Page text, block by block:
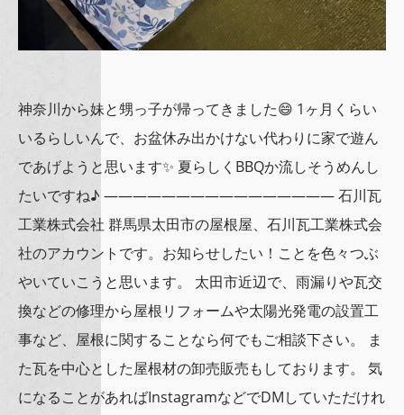
神奈川から妹と甥っ子が帰ってきました😄 1ヶ月くらい
いるらしいんで、お盆休み出かけない代わりに家で遊ん
であげようと思います✨ 夏らしくBBQか流しそうめんし
たいですね♪ ———————————————— 石川瓦
工業株式会社 群馬県太田市の屋根屋、石川瓦工業株式会
社のアカウントです。お知らせしたい！ことを色々つぶ
やいていこうと思います。 太田市近辺で、雨漏りや瓦交
換などの修理から屋根リフォームや太陽光発電の設置工
事など、屋根に関することなら何でもご相談下さい。 ま
た瓦を中心とした屋根材の卸売販売もしております。 気
になることがあればInstagramなどでDMしていただけれ